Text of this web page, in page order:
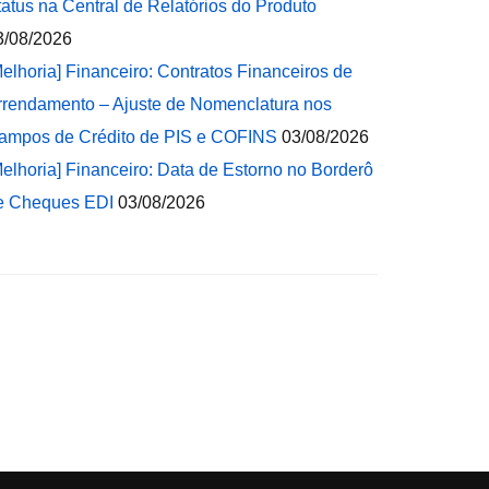
na Central de Relatórios do Produto
08/2026
Financeiro: Contratos Financeiros de
– Ajuste de Nomenclatura nos
de Crédito de PIS e COFINS 03/08/2026
Financeiro: Data de Estorno no Borderô
Cheques EDI 03/08/2026